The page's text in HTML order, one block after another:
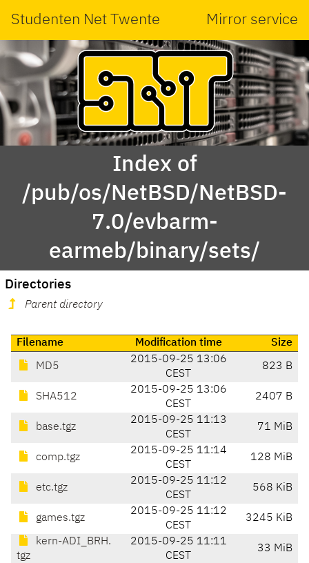
Studenten Net Twente Mirror service
Index of
/pub/os/NetBSD/NetBSD-
7.0/evbarm-
earmeb/binary/sets/
Directories
Parent directory
Filename Modification time Size
MD5
2015-09-25 13:06
CEST
823 B
SHA512
2015-09-25 13:06
CEST
2407 B
base.tgz
2015-09-25 11:13
CEST
71 MiB
comp.tgz
2015-09-25 11:14
CEST
128 MiB
etc.tgz
2015-09-25 11:12
CEST
568 KiB
games.tgz
2015-09-25 11:12
CEST
3245 KiB
kern-ADI_BRH.
tgz
2015-09-25 11:11
CEST
33 MiB